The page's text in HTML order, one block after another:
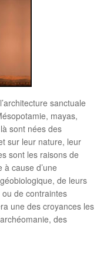
sanctuale
mayas,
sont nées des
sur leur nature, leur
sont les raisons de
cause d’une
de leurs
de contraintes
une des croyances les
des